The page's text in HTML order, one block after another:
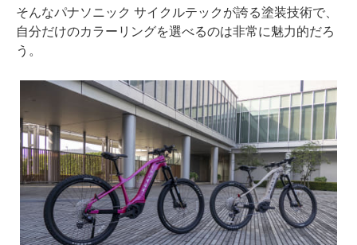
そんなパナソニック サイクルテックが誇る塗装技術で、
自分だけのカラーリングを選べるのは非常に魅力的だろ
う。